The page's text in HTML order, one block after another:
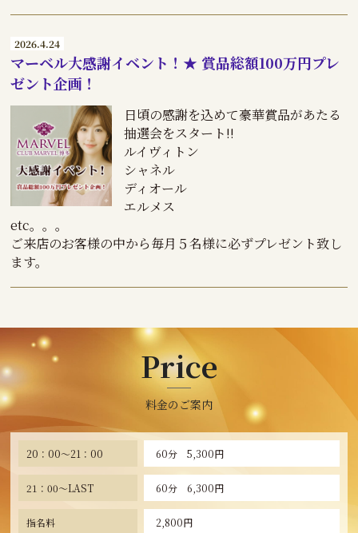
2026.4.24
マーベル大感謝イベント！★ 賞品総額100万円プレ
ゼント企画！
日頃の感謝を込めて豪華賞品があたる
抽選会をスタート‼︎
ルイヴィトン
シャネル
ディオール
エルメス
etc。。。
ご来店のお客様の中から毎月５名様に必ずプレゼント致し
ます。
Price
料金のご案内
20：00～21：00 60分 5,300円
21：00～LAST 60分 6,300円
指名料 2,800円